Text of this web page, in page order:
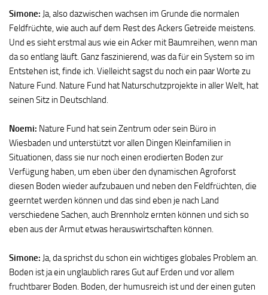
Simone: Ja, also dazwischen wachsen im Grunde die normalen
Feldfrüchte, wie auch auf dem Rest des Ackers Getreide meistens.
Und es sieht erstmal aus wie ein Acker mit Baumreihen, wenn man
da so entlang läuft. Ganz faszinierend, was da für ein System so im
Entstehen ist, finde ich. Vielleicht sagst du noch ein paar Worte zu
Nature Fund. Nature Fund hat Naturschutzprojekte in aller Welt, hat
seinen Sitz in Deutschland.
Noemi: Nature Fund hat sein Zentrum oder sein Büro in
Wiesbaden und unterstützt vor allen Dingen Kleinfamilien in
Situationen, dass sie nur noch einen erodierten Boden zur
Verfügung haben, um eben über den dynamischen Agroforst
diesen Boden wieder aufzubauen und neben den Feldfrüchten, die
geerntet werden können und das sind eben je nach Land
verschiedene Sachen, auch Brennholz ernten können und sich so
eben aus der Armut etwas herauswirtschaften können.
Simone: Ja, da sprichst du schon ein wichtiges globales Problem an.
Boden ist ja ein unglaublich rares Gut auf Erden und vor allem
fruchtbarer Boden. Boden, der humusreich ist und der einen guten